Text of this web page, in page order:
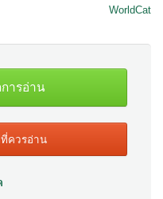
WorldCat
ารอ่าน
ควรอ่าน